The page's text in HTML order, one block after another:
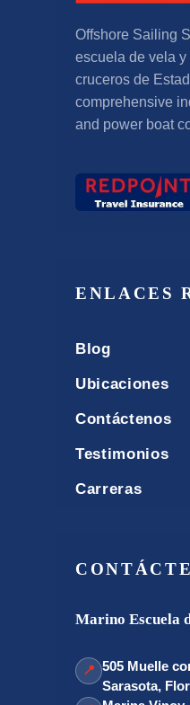
Offshore Sailing
escuela de vela
cruceros de
comprehensive
and power boat
ENLACES
Blog
Ubicaciones
Contáctenos
Testimonios
Carreras
Marino Escuela
📍 505 Muelle
Sarasota,